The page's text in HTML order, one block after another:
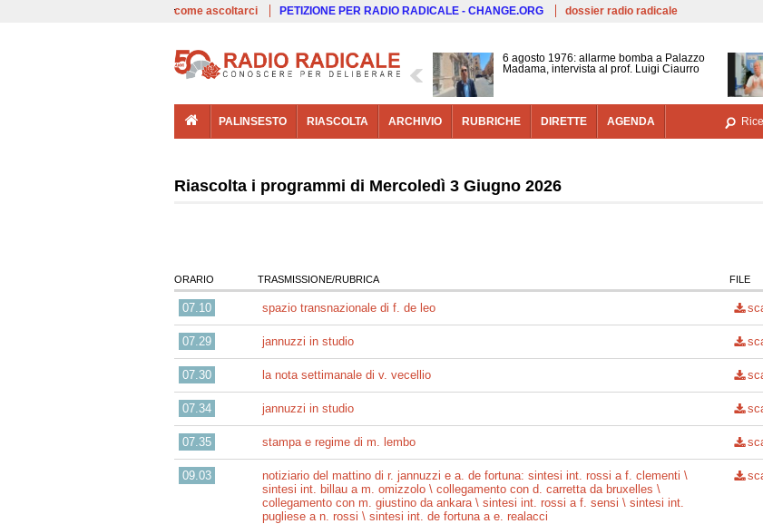
Salta al contenuto principale
come ascoltarci PETIZIONE PER RADIO RADICALE - CHANGE.ORG dossier radio radicale
6 agosto 1976: allarme bomba a Palazzo
Madama, intervista al prof. Luigi Ciaurro
PALINSESTO RIASCOLTA ARCHIVIO RUBRICHE DIRETTE AGENDA
Riascolta i programmi di Mercoledì 3 Giugno 2026
ORARIO TRASMISSIONE/RUBRICA FILE
07.10 spazio transnazionale di f. de leo
07.29 jannuzzi in studio
07.30 la nota settimanale di v. vecellio
07.34 jannuzzi in studio
07.35 stampa e regime di m. lembo
09.03
notiziario del mattino di r. jannuzzi e a. de fortuna: sintesi int. rossi a f. clementi \
sintesi int. billau a m. omizzolo \ collegamento con d. carretta da bruxelles \
collegamento con m. giustino da ankara \ sintesi int. rossi a f. sensi \ sintesi int.
pugliese a n. rossi \ sintesi int. de fortuna a e. realacci